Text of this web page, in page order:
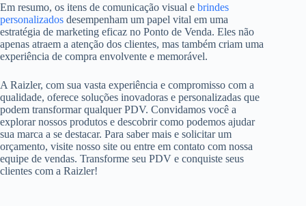
Em resumo, os itens de comunicação visual e brindes
personalizados desempenham um papel vital em uma
estratégia de marketing eficaz no Ponto de Venda. Eles não
apenas atraem a atenção dos clientes, mas também criam uma
experiência de compra envolvente e memorável.
A Raizler, com sua vasta experiência e compromisso com a
qualidade, oferece soluções inovadoras e personalizadas que
podem transformar qualquer PDV. Convidamos você a
explorar nossos produtos e descobrir como podemos ajudar
sua marca a se destacar. Para saber mais e solicitar um
orçamento, visite nosso site ou entre em contato com nossa
equipe de vendas. Transforme seu PDV e conquiste seus
clientes com a Raizler!